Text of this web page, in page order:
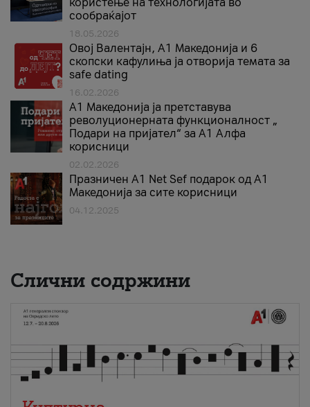
сообраќајот
18.05.2026
Овој Валентајн, A1 Македонија и 6
скопски кафулиња ја отворија темата за
safe dating
16.02.2026
А1 Македонија ја претставува
револуционерната функционалност „
Подари на пријател“ за А1 Алфа
корисници
02.02.2026
Празничен A1 Net Sеf подарок од А1
Македонија за сите корисници
04.12.2025
Слични содржини